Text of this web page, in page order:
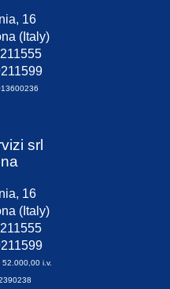
16
(Italy)
srl
16
(Italy)
i.v.